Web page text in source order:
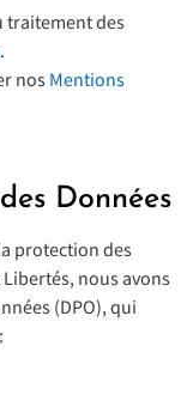
traitement des
.
nosMentions
Données
protection des
nous avons
(DPO), qui